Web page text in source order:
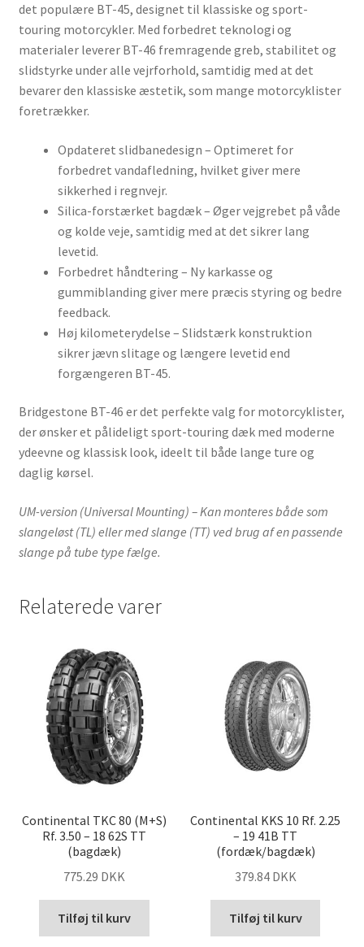
det populære BT-45, designet til klassiske og sport-
touring motorcykler. Med forbedret teknologi og
materialer leverer BT-46 fremragende greb, stabilitet og
slidstyrke under alle vejrforhold, samtidig med at det
bevarer den klassiske æstetik, som mange motorcyklister
foretrækker.
Opdateret slidbanedesign – Optimeret for
forbedret vandafledning, hvilket giver mere
sikkerhed i regnvejr.
Silica-forstærket bagdæk – Øger vejgrebet på våde
og kolde veje, samtidig med at det sikrer lang
levetid.
Forbedret håndtering – Ny karkasse og
gummiblanding giver mere præcis styring og bedre
feedback.
Høj kilometerydelse – Slidstærk konstruktion
sikrer jævn slitage og længere levetid end
forgængeren BT-45.
Bridgestone BT-46 er det perfekte valg for motorcyklister,
der ønsker et pålideligt sport-touring dæk med moderne
ydeevne og klassisk look, ideelt til både lange ture og
daglig kørsel.
UM-version (Universal Mounting) – Kan monteres både som
slangeløst (TL) eller med slange (TT) ved brug af en passende
slange på tube type fælge.
Relaterede varer
Continental TKC 80 (M+S)
Rf. 3.50 – 18 62S TT
(bagdæk)
775.29 DKK
Tilføj til kurv
Continental KKS 10 Rf. 2.25
– 19 41B TT
(fordæk/bagdæk)
379.84 DKK
Tilføj til kurv